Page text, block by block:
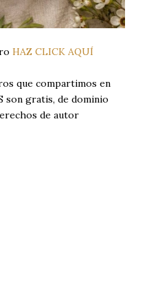
HAZ CLICK AQUÍ
que compartimos en
son gratis, de dominio
de autor